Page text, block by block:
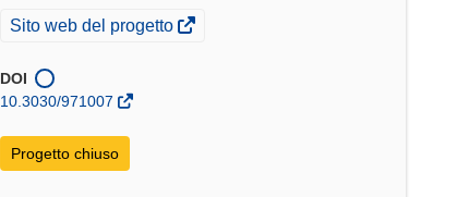
(si
una
nuova
Sito web del progetto
DOI
10.3030/971007
Progetto chiuso